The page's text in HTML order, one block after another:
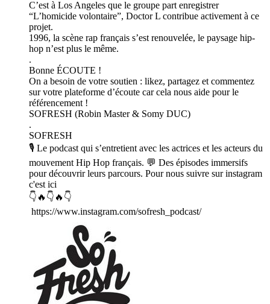
C’est à Los Angeles que le groupe part enregistrer
“L’homicide volontaire”, Doctor L contribue activement à ce
projet.
1996, la scène rap français s’est renouvelée, le paysage hip-
hop n’est plus le même.
.
Bonne ÉCOUTE !
On a besoin de votre soutien : likez, partagez et commentez
sur votre plateforme d’écoute car cela nous aide pour le
référencement !
SOFRESH (Robin Master & Somy DUC)
.
SOFRESH
🎙️ Le podcast qui s’entretient avec les actrices et les acteurs du
mouvement Hip Hop français. 💬 Des épisodes immersifs
pour découvrir leurs parcours. Pour nous suivre sur instagram
c'est ici
👇🔥👇🔥👇
https://www.instagram.com/sofresh_podcast/